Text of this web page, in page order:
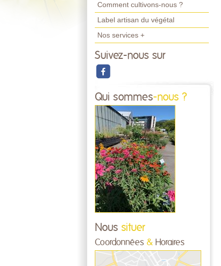
Comment cultivons-nous ?
Label artisan du végétal
Nos services +
Suivez-nous sur
Qui sommes-nous ?
Nous situer
Coordonnées & Horaires